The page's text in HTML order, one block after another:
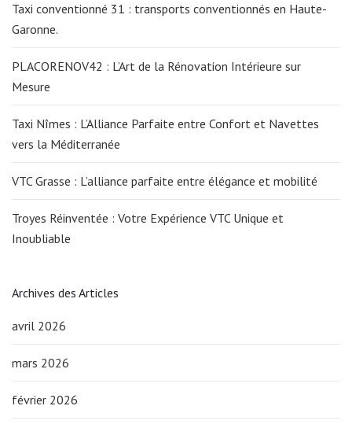
Taxi conventionné 31 : transports conventionnés en Haute-
Garonne.
PLACORENOV42 : L’Art de la Rénovation Intérieure sur
Mesure
Taxi Nîmes : L’Alliance Parfaite entre Confort et Navettes
vers la Méditerranée
VTC Grasse : L’alliance parfaite entre élégance et mobilité
Troyes Réinventée : Votre Expérience VTC Unique et
Inoubliable
Archives des Articles
avril 2026
mars 2026
février 2026